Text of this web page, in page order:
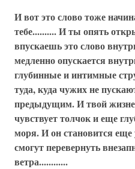
И вот это слово тоже
тебе.......... И ты опять
впускаешь это слово
медленно опускается
глубинные и интимные
туда, куда чужих не
предыдущим. И твой
чувствует толчок и еще
моря. И он становится еще
смогут перевернуть
ветра............